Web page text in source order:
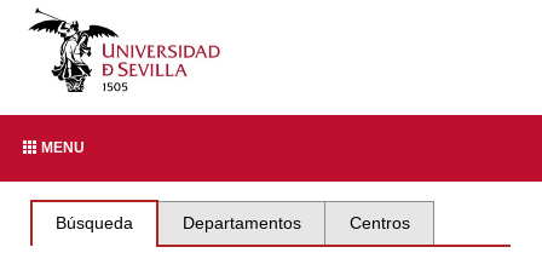
MENU
Búsqueda Departamentos Centros